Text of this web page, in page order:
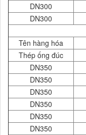
DN300
DN300
Tên hàng hóa
Thép ống đúc
DN350
DN350
DN350
DN350
DN350
DN350